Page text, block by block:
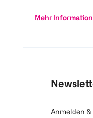
Mehr
Anmelden &